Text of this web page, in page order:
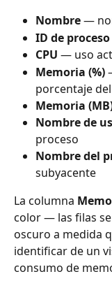
Nombre —
ID de proceso
CPU — uso
Memoria (%)
porcentaje
Memoria
Nombre de
proceso
Nombre del
subyacente
La columna
color — las filas
oscuro a medida
identificar de un
consumo de